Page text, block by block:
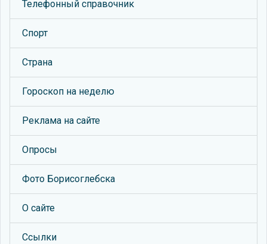
Телефонный справочник
Спорт
Страна
Гороскоп на неделю
Реклама на сайте
Опросы
Фото Борисоглебска
О сайте
Ссылки